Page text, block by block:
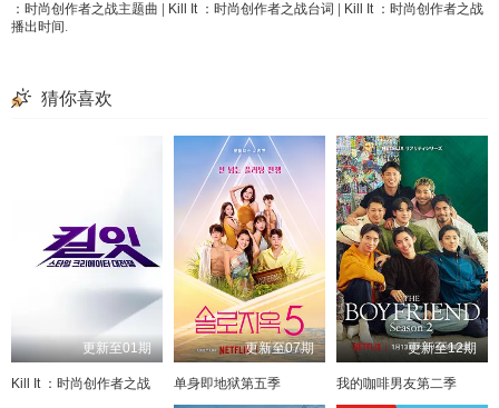
：时尚创作者之战主题曲
Kill It ：时尚创作者之战台词
Kill It ：时尚创作者之战
播出时间 .
猜你喜欢
更新至01期
Kill It ：时尚创作者之战
更新至07期
单身即地狱第五季
更新至12期
我的咖啡男友第二季